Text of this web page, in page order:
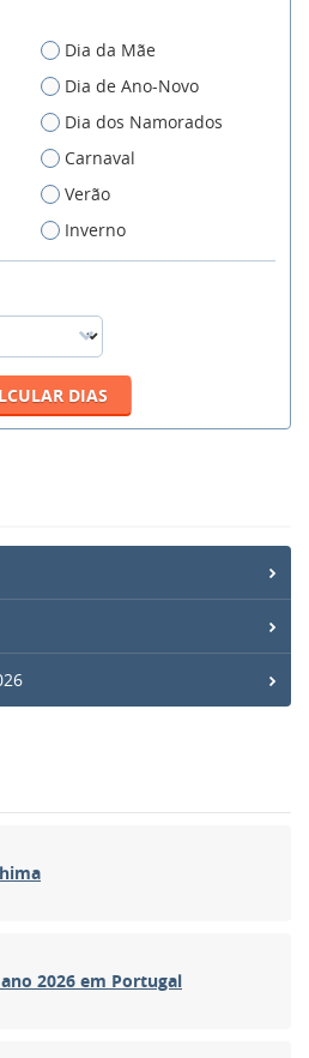
Dia da Mãe
Dia de Ano-Novo
Dia dos Namorados
Carnaval
Verão
Inverno
2026 em Portugal